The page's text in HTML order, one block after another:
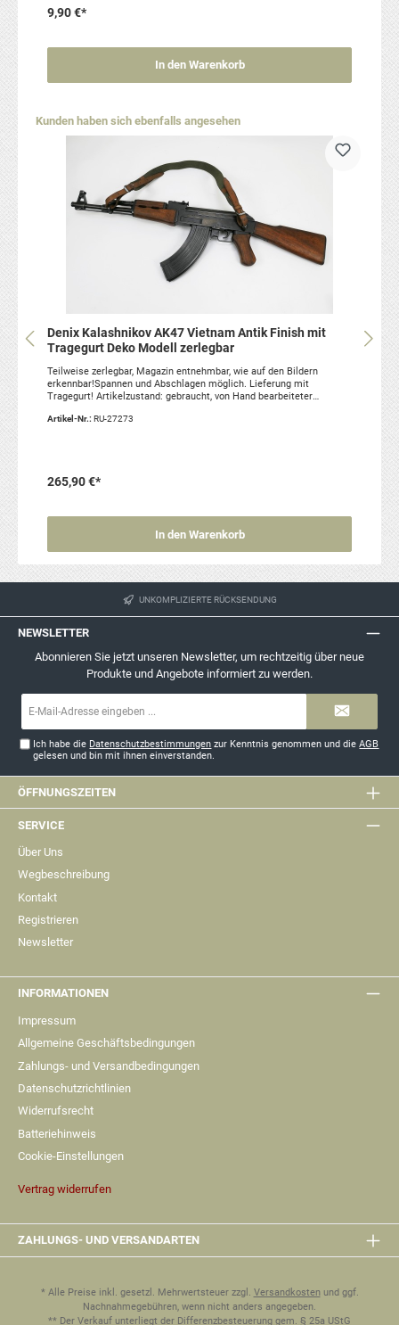
9,90 €*
In den Warenkorb
Produktgalerie überspringen
Kunden haben sich ebenfalls angesehen
Denix Kalashnikov AK47 Vietnam Antik Finish mit
Tragegurt Deko Modell zerlegbar
Teilweise zerlegbar, Magazin entnehmbar, wie auf den Bildern
erkennbar!Spannen und Abschlagen möglich. Lieferung mit
Tragegurt! Artikelzustand: gebraucht, von Hand bearbeiteter
Artikel-Nr.: RU-27273
265,90 €*
In den Warenkorb
UNKOMPLIZIERTE RÜCKSENDUNG
NEWSLETTER
Abonnieren Sie jetzt unseren Newsletter, um rechtzeitig über neue
Produkte und Angebote informiert zu werden.
Ich habe die Datenschutzbestimmungen zur Kenntnis genommen und dieAGB
gelesen und bin mit ihnen einverstanden.
ÖFFNUNGSZEITEN
SERVICE
Über Uns
Wegbeschreibung
Kontakt
Registrieren
Newsletter
INFORMATIONEN
Impressum
Allgemeine Geschäftsbedingungen
Zahlungs- und Versandbedingungen
Datenschutzrichtlinien
Widerrufsrecht
Batteriehinweis
Cookie-Einstellungen
Vertrag widerrufen
ZAHLUNGS- UND VERSANDARTEN
* Alle Preise inkl. gesetzl. Mehrwertsteuer zzgl. Versandkostenund ggf.
Nachnahmegebühren, wenn nicht anders angegeben.
** Der Verkauf unterliegt der Differenzbesteuerung gem. § 25a UStG